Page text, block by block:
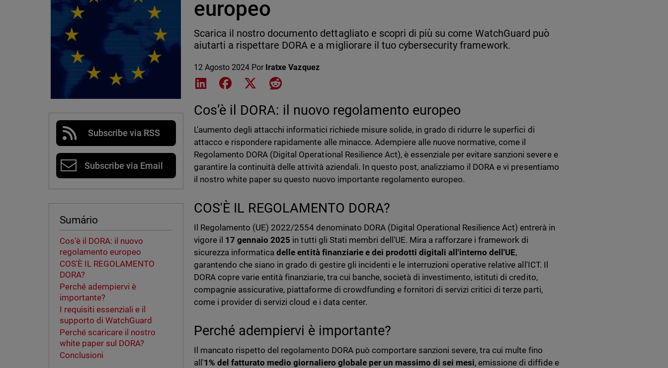
Subscribe via RSS
Subscribe via Email
Sumário
Cos’è il DORA: il nuovo
regolamento europeo
COS'È IL REGOLAMENTO
DORA?
Perché adempiervi è
importante?
I requisiti essenziali e il
supporto di WatchGuard
Perché scaricare il nostro
white paper sul DORA?
Conclusioni
europeo
Scarica il nostro documento dettagliato e scopri di più su come WatchGuard può
aiutarti a rispettare DORA e a migliorare il tuo cybersecurity framework.
12 Agosto 2024 Por Iratxe Vazquez
Share on LinkedIn
Share on Facebook
Share on XShare on Reddit
Cos’è il DORA: il nuovo regolamento europeo
L'aumento degli attacchi informatici richiede misure solide, in grado di ridurre le superfici di
attacco e rispondere rapidamente alle minacce. Adempiere alle nuove normative, come il
Regolamento DORA (Digital Operational Resilience Act), è essenziale per evitare sanzioni severe e
garantire la continuità delle attività aziendali. In questo post, analizziamo il DORA e vi presentiamo
il nostro white paper su questo nuovo importante regolamento europeo.
COS'È IL REGOLAMENTO DORA?
Il Regolamento (UE) 2022/2554 denominato DORA (Digital Operational Resilience Act) entrerà in
vigore il 17 gennaio 2025 in tutti gli Stati membri dell'UE. Mira a rafforzare i framework di
sicurezza informaticadelle entità finanziarie e dei prodotti digitali all'interno dell'UE,
garantendo che siano in grado di gestire gli incidenti e le interruzioni operative relative all'ICT. Il
DORA copre varie entità finanziarie, tra cui banche, società di investimento, istituti di credito,
compagnie assicurative, piattaforme di crowdfunding e fornitori di servizi critici di terze parti,
come i provider di servizi cloud e i data center.
Perché adempiervi è importante?
Il mancato rispetto del regolamento DORA può comportare sanzioni severe, tra cui multe fino
all'1% del fatturato medio giornaliero globale per un massimo di sei mesi, emissione di diffide e